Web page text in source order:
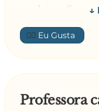
madeixas
muita gira, vou
Para ser
- Óh Carla, é
magra?
- É verdade
👍🏼
Professora